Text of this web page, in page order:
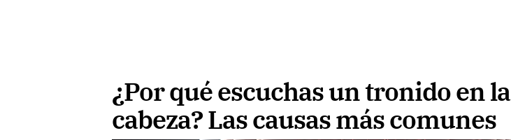
¿Por qué escuchas un tronido en la
cabeza? Las causas más comunes